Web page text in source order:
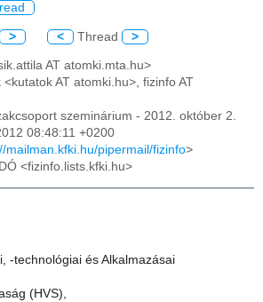
> < Thread >
AT atomki.mta.hu>
<kutatok AT atomki.hu>, fizinfo AT
szeminárium - 2012. október 2.
08:48:11 +0200
mailman.kfki.hu/pipermail/fizinfo>
<fizinfo.lists.kfki.hu>
-technológiai és Alkalmazásai
(HVS),